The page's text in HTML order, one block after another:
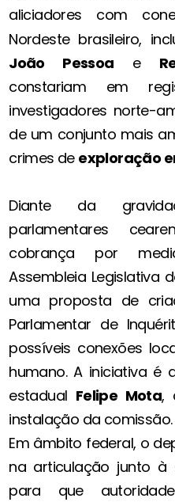
aliciadores com
Nordeste brasileiro,
João Pessoa e
constariam em
investigadores norte-
de um conjunto mais
crimes de exploração
Diante da
parlamentares
cobrança por
Assembleia Legislativa
uma proposta de
Parlamentar de
possíveis conexões
humano. A iniciativa é
estadual Felipe Mota,
instalação da comissão.
Em âmbito federal, o
na articulação junto à
para que